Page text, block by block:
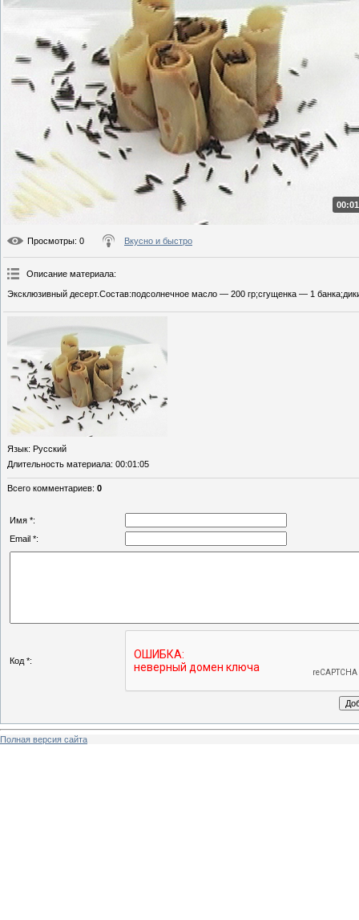
Просмотры: 0 Вкусно и быстро
Описание материала:
Эксклюзивный десерт.Состав:подсолнечное масло — 200 гр;сгущенка — 1
Язык: Русский
Длительность материала: 00:01:05
Всего комментариев: 0
Имя *:
Email *:
Код *:
Полная версия сайта